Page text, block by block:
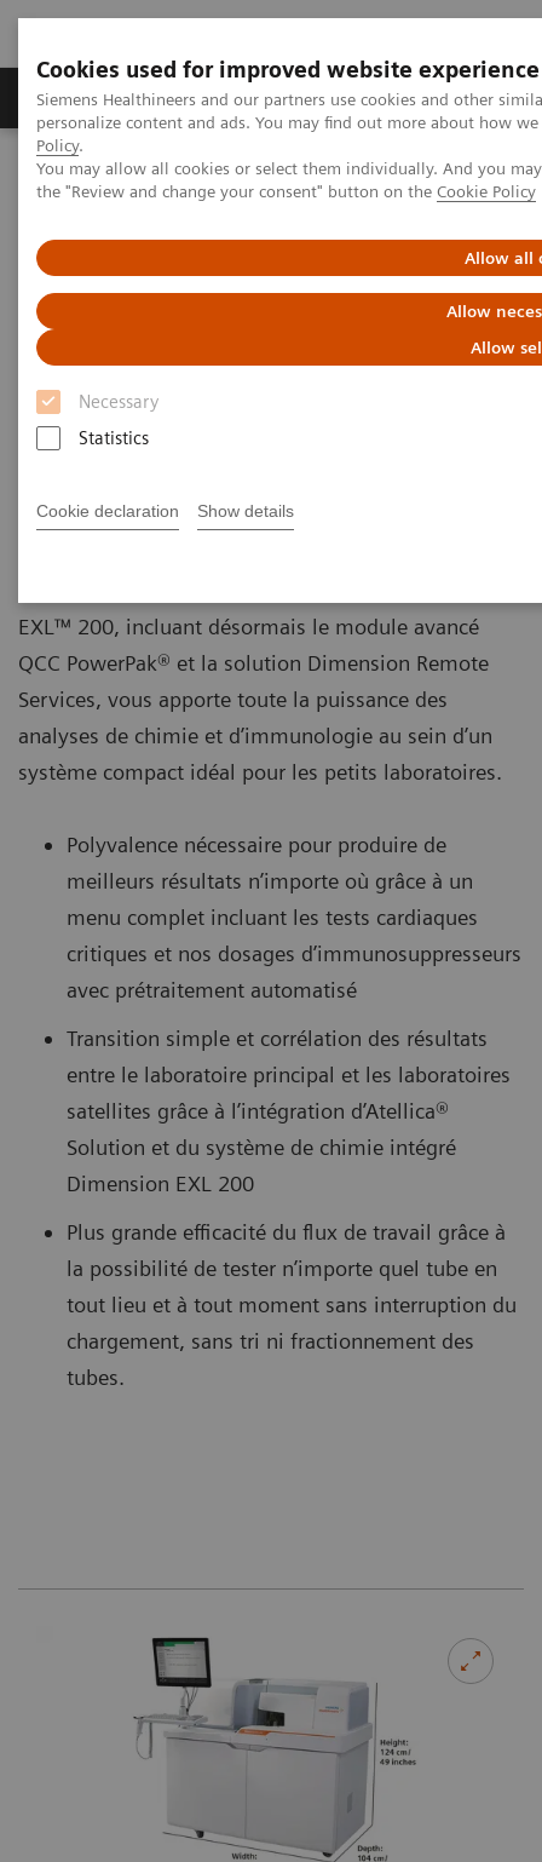
Cookies used for improved website experience
Siemens Healthineers and our partners use cookies and other
personalize content and ads. You may find out more about how
Policy.
You may allow all cookies or select them individually. And you
the "Review and change your consent" button on the Cookie Policy
Allow all
Allow
Allow
Necessary
Statistics
Cookie declaration Show details
Produits & services Domaines cliniques
Home
Diagnostic de laboratoire
Clinical Chemistry & Immunoassay Systems
Système de chimie intégré
Dimension® EXL™ 200
Simplifie les procédures diagnostiques et
accroît l’efficacité des laboratoires.
EXL™ 200, incluant désormais le module avancé
QCC PowerPak® et la solution Dimension Remote
Services, vous apporte toute la puissance des
analyses de chimie et d’immunologie au sein d’un
système compact idéal pour les petits laboratoires.
Polyvalence nécessaire pour produire de
meilleurs résultats n’importe où grâce à un
menu complet incluant les tests cardiaques
critiques et nos dosages d’immunosuppresseurs
avec prétraitement automatisé
Transition simple et corrélation des résultats
entre le laboratoire principal et les laboratoires
satellites grâce à l’intégration d’Atellica®
Solution et du système de chimie intégré
Dimension EXL 200
Plus grande efficacité du flux de travail grâce à
la possibilité de tester n’importe quel tube en
tout lieu et à tout moment sans interruption du
chargement, sans tri ni fractionnement des
tubes.